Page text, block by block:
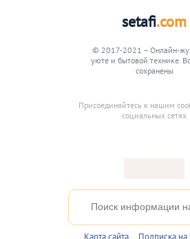
setafi.com
© 2017-2021 – Онлайн-
уюте и бытовой технике.
сохранены
Присоединяйтесь к нашим
социальных сетях
Карта сайта Подписка на